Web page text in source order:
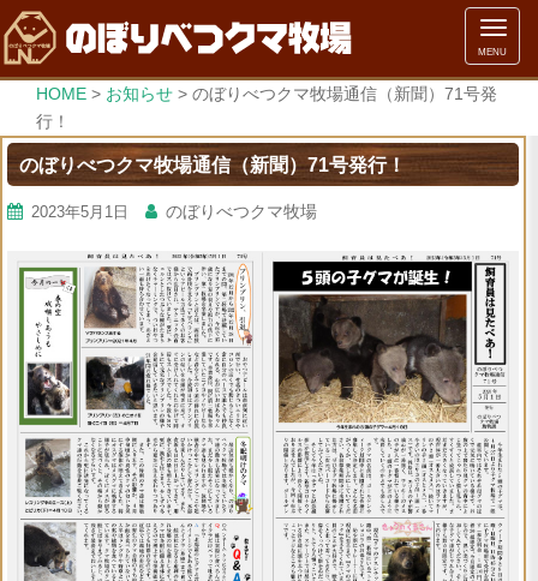
メ
ニ
ュ
MENU
HOME > お知らせ > のぼりべつクマ牧場通信（新聞）71号発
行！
のぼりべつクマ牧場通信（新聞）71号発行！
2023年5月1日 のぼりべつクマ牧場